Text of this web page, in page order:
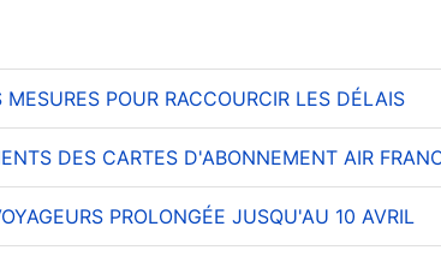
POUR RACCOURCIR LES DÉLAIS
DES CARTES D'ABONNEMENT AIR
PROLONGÉE JUSQU'AU 10 AVRIL